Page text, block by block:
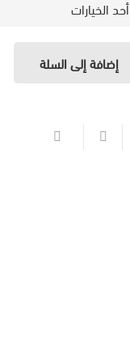
إضافة إلى السلة